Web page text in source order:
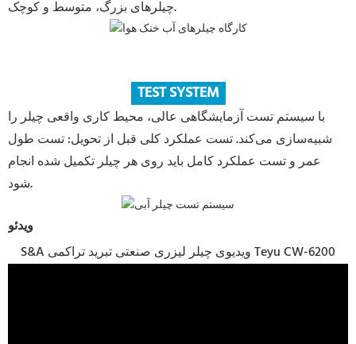
چیلرهای بزرگ، متوسط ​​و کوچک.
TEST SYSTEM
با سیستم تست آزمایشگاهی عالی، محیط کاری واقعی چیلر را
شبیه‌سازی می‌کند. تست عملکرد کلی قبل از تحویل: تست طول
عمر و تست عملکرد کامل باید روی هر چیلر تکمیل شده انجام
شود.
ویدئو
S&A ویدیوی چیلر لیزری صنعتی تبرید تراکمی Teyu CW-6200